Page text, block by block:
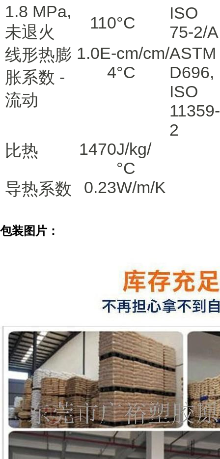
1.8 MPa,
未退火
110°C
ISO
75-2/A
线形热膨
胀系数 -
流动
1.0E-
4
cm/cm/
°C
ASTM
D696,
ISO
11359-
2
比热
1470J/kg/
°C
导热系数
0.23W/m/K
包装图片：